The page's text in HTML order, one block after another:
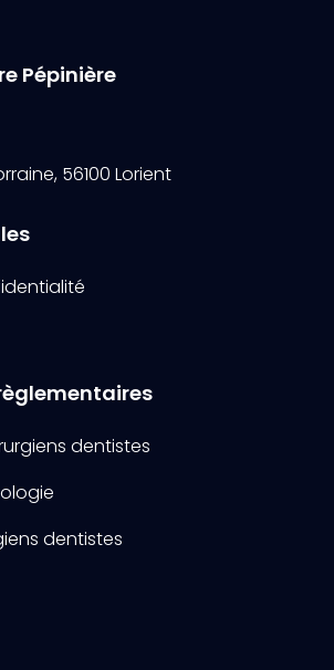
Pépinière
56100 Lorient
dentistes
dentistes